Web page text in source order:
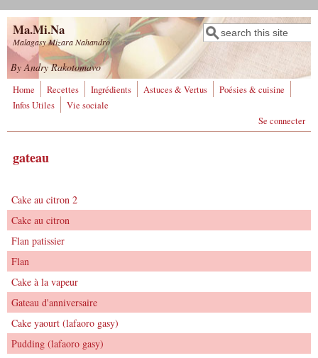
Aller au contenu principal
Ma.Mi.Na
Malagasy Mizara Nahandro
Formulaire de
recherche
Rechercher
By Andry Rakotomavo
Home Recettes Ingrédients Astuces & Vertus
Poésies & cuisine
Infos Utiles
Vie sociale
Se connecter
gateau
Cake au citron 2
Cake au citron
Flan patissier
Flan
Cake à la vapeur
Gateau d'anniversaire
​Cake yaourt (lafaoro gasy)
Pudding (lafaoro gasy)